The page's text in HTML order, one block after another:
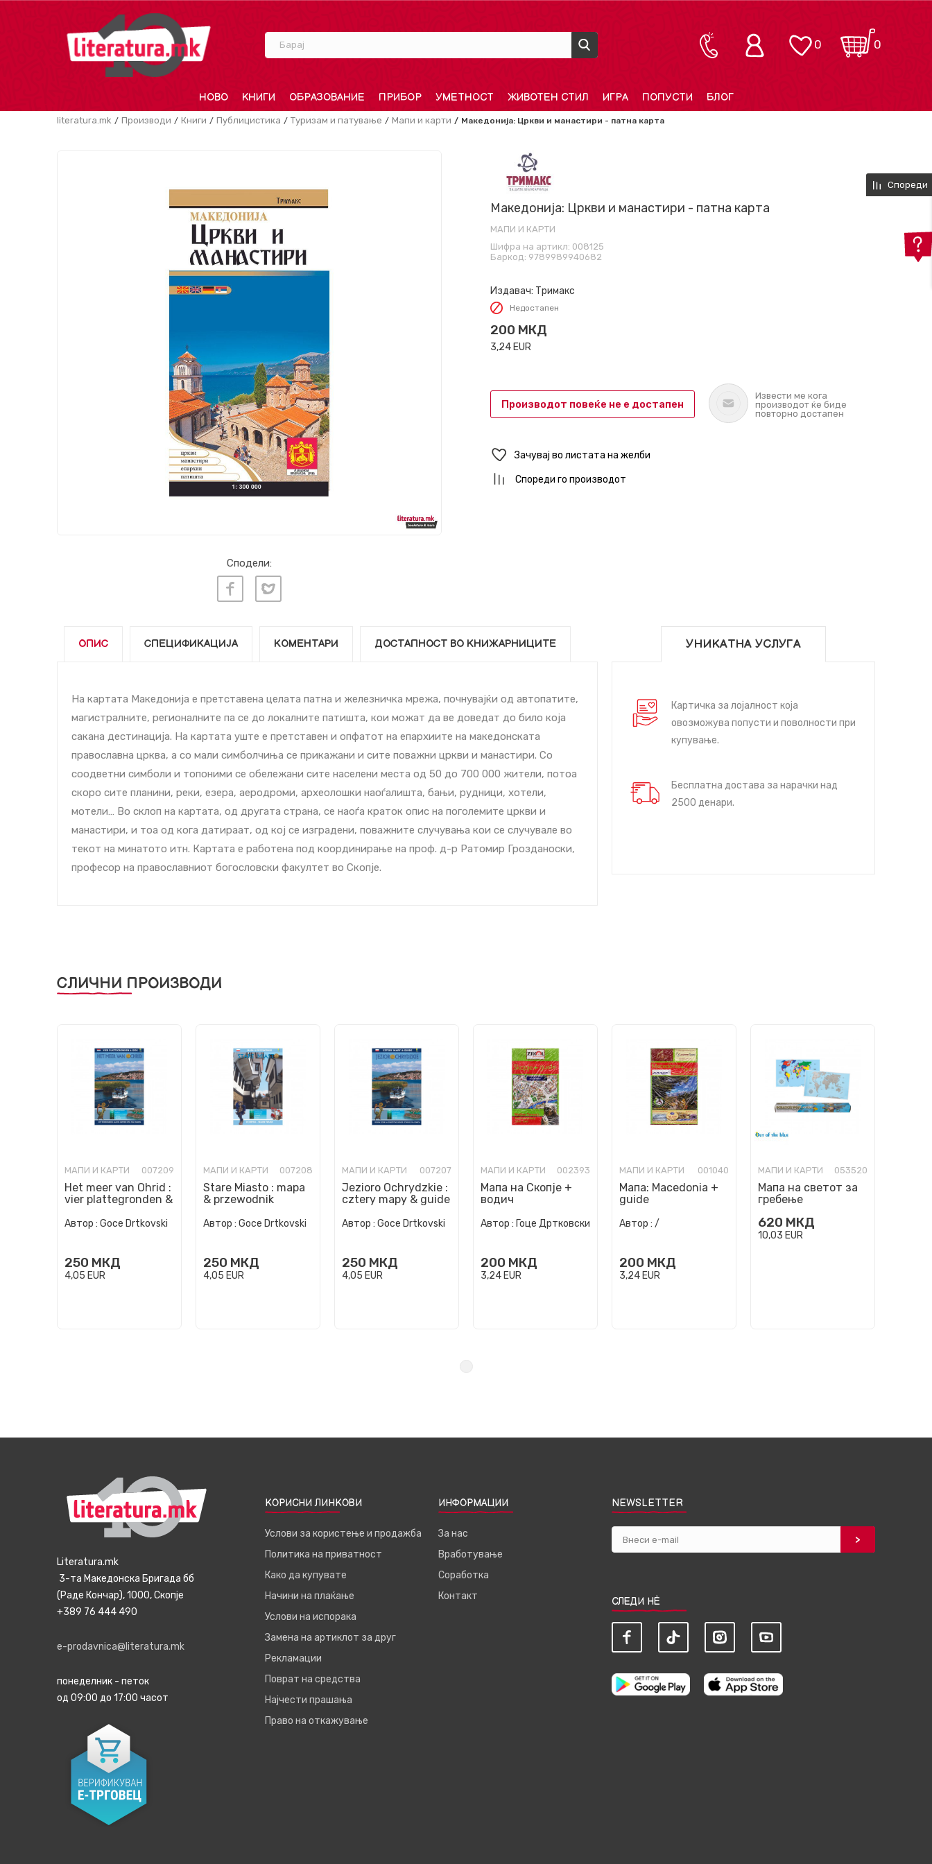
Барај 0
0
НОВО КНИГИ ОБРАЗОВАНИЕ ПРИБОР УМЕТНОСТ ЖИВОТЕН СТИЛ ИГРА ПОПУСТИ БЛОГ
literatura.mk Производи Книги Публицистика Туризам и патување Мапи и карти Македонија: Цркви и манастири - патна карта
Сподели:
Македонија: Цркви и манастири - патна карта
МАПИ И КАРТИ
Шифра на артикл: 008125
Баркод: 9789989940682
Издавач: Тримакс
Недостапен
200 МКД
3,24EUR
Производот повеќе не е достапен
Извести ме кога
производот ќе биде
повторно достапен
Зачувај во листата на желби
Спореди го производот
ОПИС СПЕЦИФИКАЦИЈА КОМЕНТАРИ ДОСТАПНОСТ ВО КНИЖАРНИЦИТЕ
На картата Македонија е претставена целата патна и железничка мрежа, почнувајќи од автопатите,
магистралните, регионалните па се до локалните патишта, кои можат да ве доведат до било која
сакана дестинација. На картата уште е претставен и опфатот на епархиите на македонската
православна црква, а со мали симболчиња се прикажани и сите поважни цркви и манастири. Со
соодветни симболи и топоними се обележани сите населени места од 50 до 700 000 жители, потоа
скоро сите планини, реки, езера, аеродроми, археолошки наоѓалишта, бањи, рудници, хотели,
мотели… Во склоп на картата, од другата страна, се наоѓа краток опис на поголемите цркви и
манастири, и тоа од кога датираат, од кој се изградени, поважните случувања кои се случувале во
текот на минатото итн. Картата е работена под координирање на проф. д-р Ратомир Грозданоски,
професор на православниот богословски факултет во Скопје.
УНИКАТНА УСЛУГА
Картичка за лојалност која
овозможува попусти и поволности при
купување.
Бесплатна достава за нарачки над
2500 денари.
СЛИЧНИ ПРОИЗВОДИ
МАПИ И КАРТИ 007209
Het meer van Ohrid :
vier plattegronden &
Автор : Goce Drtkovski
250 МКД
4,05 EUR
МАПИ И КАРТИ 007208
Stare Miasto : mapa
& przewodnik
Автор : Goce Drtkovski
250 МКД
4,05 EUR
МАПИ И КАРТИ 007207
Jezioro Ochrydzkie :
cztery mapy & guide
Автор : Goce Drtkovski
250 МКД
4,05 EUR
МАПИ И КАРТИ 002393
Мапа на Скопје +
водич
Автор : Гоце Дртковски
200 МКД
3,24 EUR
МАПИ И КАРТИ 001040
Мапа: Macedonia +
guide
Автор : /
200 МКД
3,24 EUR
МАПИ И КАРТИ 053520
Мапа на светот за
гребење
620 МКД
10,03 EUR
Спореди
Literatura.mk
3-та Македонска Бригада бб
(Раде Кончар), 1000, Скопје
+389 76 444 490
e-prodavnica@literatura.mk
понеделник - петок
од 09:00 до 17:00 часот
КОРИСНИ ЛИНКОВИ
Услови за користење и продажба
Политика на приватност
Како да купувате
Начини на плаќање
Услови на испорака
Замена на артиклот за друг
Рекламации
Поврат на средства
Најчести прашања
Право на откажување
ИНФОРМАЦИИ
За нас
Вработување
Соработка
Контакт
NEWSLETTER
СЛЕДИ НЀ